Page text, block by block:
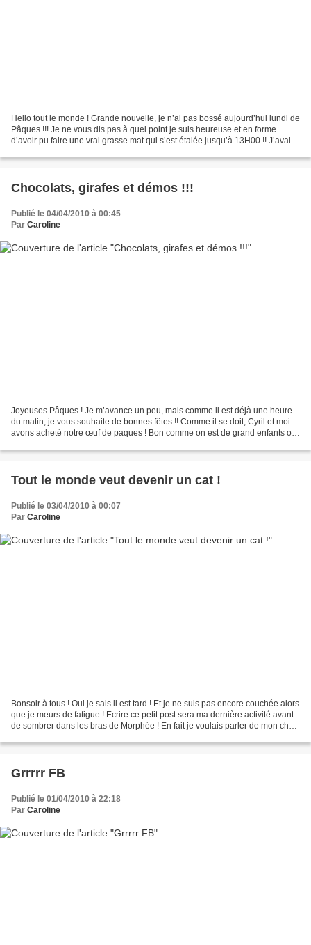
Hello tout le monde ! Grande nouvelle, je n’ai pas bossé aujourd’hui lundi de
Pâques !!! Je ne vous dis pas à quel point je suis heureuse et en forme
d’avoir pu faire une vrai grasse mat qui s’est étalée jusqu’à 13H00 !! J’avais
Chocolats, girafes et démos !!!
Publié le 04/04/2010 à 00:45
Par Caroline
Joyeuses Pâques ! Je m’avance un peu, mais comme il est déjà une heure
du matin, je vous souhaite de bonnes fêtes !! Comme il se doit, Cyril et moi
avons acheté notre œuf de paques ! Bon comme on est de grand enfants on
Tout le monde veut devenir un cat !
Publié le 03/04/2010 à 00:07
Par Caroline
Bonsoir à tous ! Oui je sais il est tard ! Et je ne suis pas encore couchée alors
que je meurs de fatigue ! Ecrire ce petit post sera ma dernière activité avant
de sombrer dans les bras de Morphée ! En fait je voulais parler de mon chat
Grrrrr FB
Publié le 01/04/2010 à 22:18
Par Caroline